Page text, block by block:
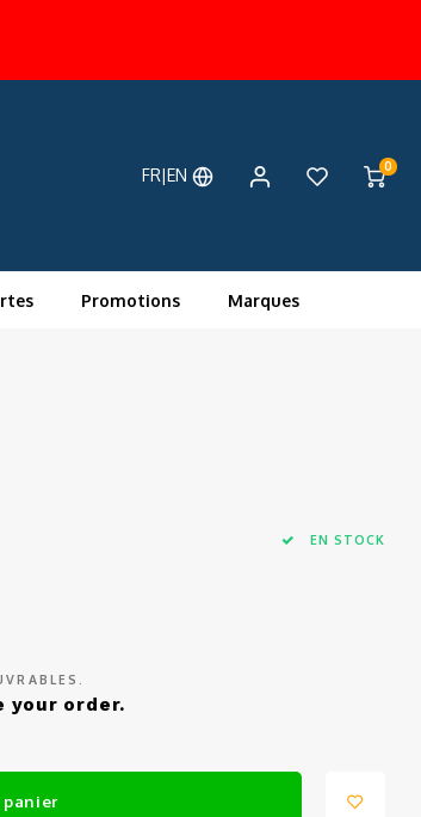
FR|EN 0
Promotions Marques
EN STOCK
your order.
panier